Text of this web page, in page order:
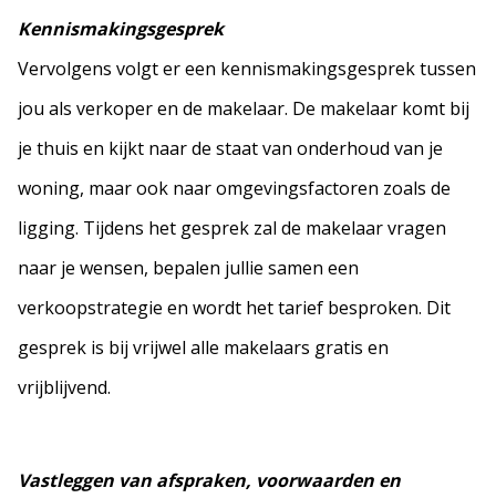
Kennismakingsgesprek
Vervolgens volgt er een kennismakingsgesprek tussen
jou als verkoper en de makelaar. De makelaar komt bij
je thuis en kijkt naar de staat van onderhoud van je
woning, maar ook naar omgevingsfactoren zoals de
ligging. Tijdens het gesprek zal de makelaar vragen
naar je wensen, bepalen jullie samen een
verkoopstrategie en wordt het tarief besproken. Dit
gesprek is bij vrijwel alle makelaars gratis en
vrijblijvend.
Vastleggen van afspraken, voorwaarden en